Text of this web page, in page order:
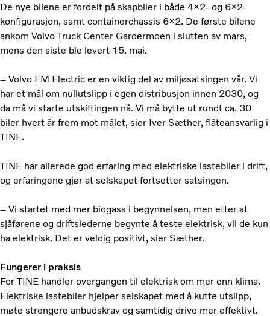
De nye bilene er fordelt på skapbiler i både 4×2- og 6×2-
konfigurasjon, samt containerchassis 6×2. De første bilene
ankom Volvo Truck Center Gardermoen i slutten av mars,
mens den siste ble levert 15. mai.
– Volvo FM Electric er en viktig del av miljøsatsingen vår. Vi
har et mål om nullutslipp i egen distribusjon innen 2030, og
da må vi starte utskiftingen nå. Vi må bytte ut rundt ca. 30
biler hvert år frem mot målet, sier Iver Sæther, flåteansvarlig i
TINE.
TINE har allerede god erfaring med elektriske lastebiler i drift,
og erfaringene gjør at selskapet fortsetter satsingen.
– Vi startet med mer biogass i begynnelsen, men etter at
sjåførene og driftslederne begynte å teste elektrisk, vil de kun
ha elektrisk. Det er veldig positivt, sier Sæther.
Fungerer i praksis
For TINE handler overgangen til elektrisk om mer enn klima.
Elektriske lastebiler hjelper selskapet med å kutte utslipp,
møte strengere anbudskrav og samtidig drive mer effektivt.